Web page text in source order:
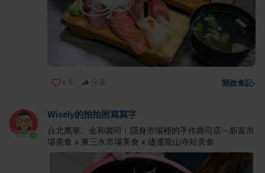
+ 5 分享 開啟食記›
Wisely的拍拍照寫寫字
台北萬華。金和壽司︱隱身市場裡的手作壽司店～新富市
場美食 x 東三水市場美食 x 捷運龍山寺站美食